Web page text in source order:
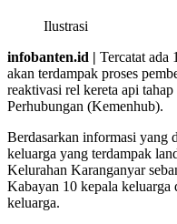
Ilustrasi
infobanten.id | Tercatat ada
akan terdampak proses
reaktivasi rel kereta api
Perhubungan (Kemenhub).
Berdasarkan informasi yang
keluarga yang terdampak
Kelurahan Karanganyar
Kabayan 10 kepala keluarga
keluarga.